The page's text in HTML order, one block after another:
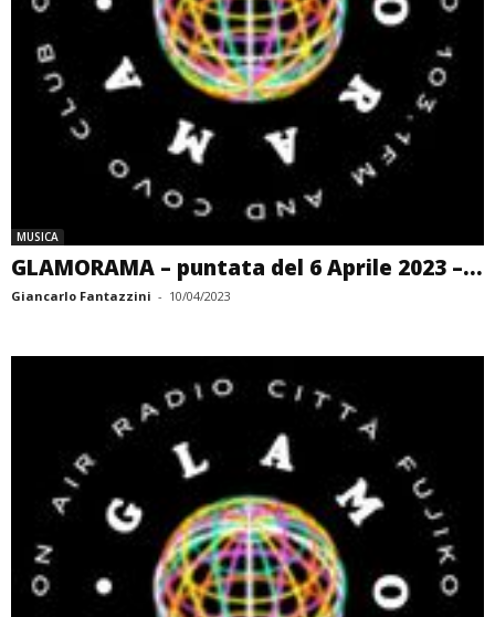
MUSICA
GLAMORAMA – puntata del 6 Aprile 2023 –...
Giancarlo Fantazzini - 10/04/2023